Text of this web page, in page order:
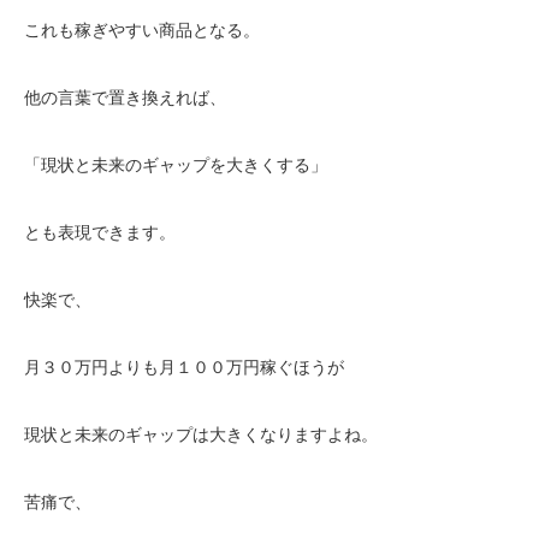
これも稼ぎやすい商品となる。
他の言葉で置き換えれば、
「現状と未来のギャップを大きくする」
とも表現できます。
快楽で、
月３０万円よりも月１００万円稼ぐほうが
現状と未来のギャップは大きくなりますよね。
苦痛で、